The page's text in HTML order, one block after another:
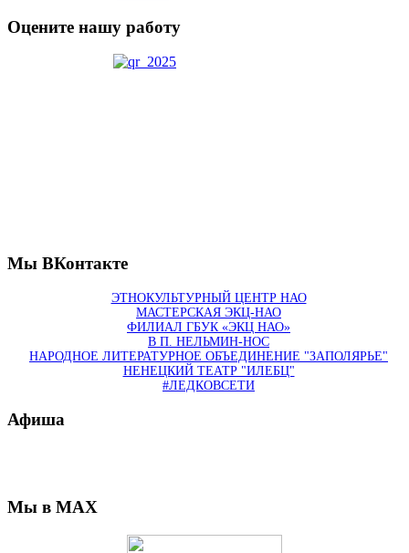
Оцените нашу работу
Мы ВКонтакте
ЭТНОКУЛЬТУРНЫЙ ЦЕНТР НАО
МАСТЕРСКАЯ ЭКЦ-НАО
ФИЛИАЛ ГБУК «ЭКЦ НАО»
В П. НЕЛЬМИН-НОС
НАРОДНОЕ ЛИТЕРАТУРНОЕ ОБЪЕДИНЕНИЕ "ЗАПОЛЯРЬЕ"
НЕНЕЦКИЙ ТЕАТР "ИЛЕБЦ"
#ЛЕДКОВСЕТИ
Афиша
Мы в MAX